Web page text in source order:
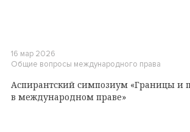
16 мар 2026
Общие вопросы международного права
Аспирантский симпозиум «Границы и
в международном праве»